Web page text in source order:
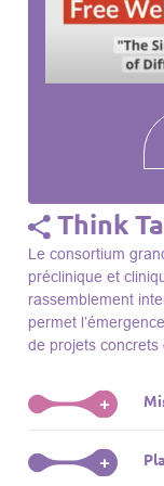
webinaires à
notre
Think
Le consortium
préclinique et
rassemblement
permet
de projets concrets
+
Le Think Tank initie
R&D, identifie des
+